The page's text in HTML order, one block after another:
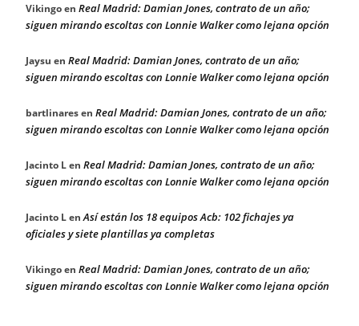
Vikingoen Real Madrid: Damian Jones, contrato de un año;
siguen mirando escoltas con Lonnie Walker como lejana opción
Jaysu en Real Madrid: Damian Jones, contrato de un año;
siguen mirando escoltas con Lonnie Walker como lejana opción
bartlinaresen Real Madrid: Damian Jones, contrato de un año;
siguen mirando escoltas con Lonnie Walker como lejana opción
Jacinto Len Real Madrid: Damian Jones, contrato de un año;
siguen mirando escoltas con Lonnie Walker como lejana opción
Jacinto LenAsí están los 18 equipos Acb: 102 fichajes ya
oficiales y siete plantillas ya completas
Vikingoen Real Madrid: Damian Jones, contrato de un año;
siguen mirando escoltas con Lonnie Walker como lejana opción